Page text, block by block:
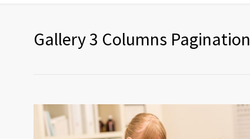
Gallery 3 Columns Pagination